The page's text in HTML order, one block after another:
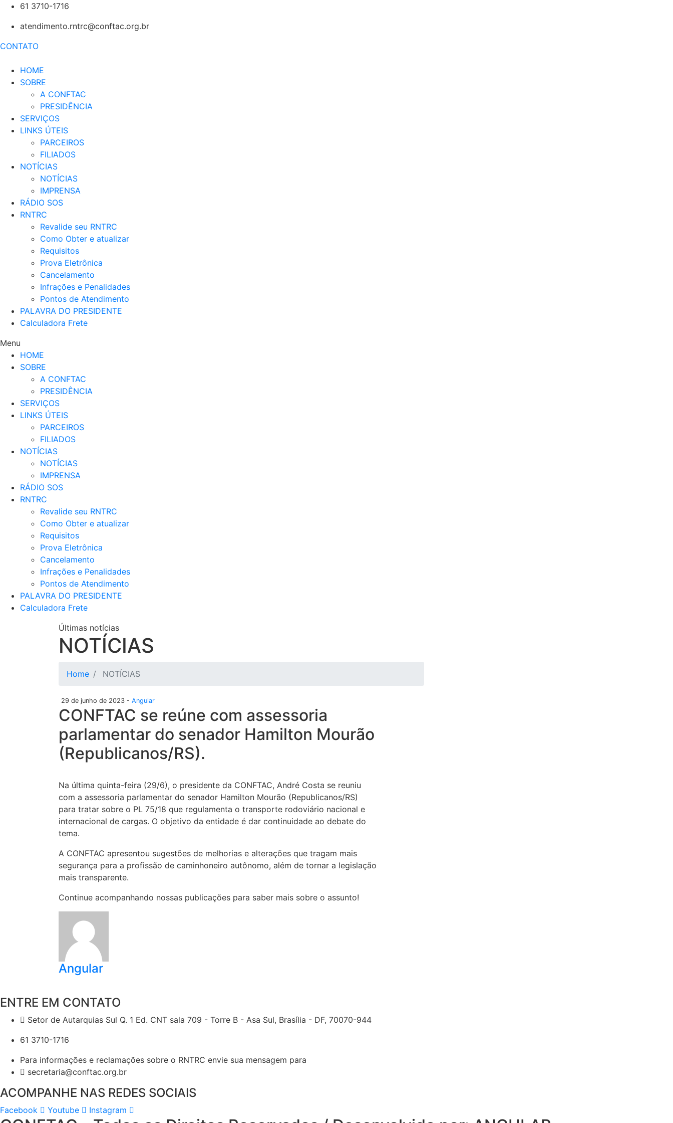
61 3710-1716
atendimento.rntrc@conftac.org.br
CONTATO
HOME
SOBRE
A CONFTAC
PRESIDÊNCIA
SERVIÇOS
LINKS ÚTEIS
PARCEIROS
FILIADOS
NOTÍCIAS
NOTÍCIAS
IMPRENSA
RÁDIO SOS
RNTRC
Revalide seu RNTRC
Como Obter e atualizar
Requisitos
Prova Eletrônica
Cancelamento
Infrações e Penalidades
Pontos de Atendimento
PALAVRA DO PRESIDENTE
Calculadora Frete
Menu
HOME
SOBRE
A CONFTAC
PRESIDÊNCIA
SERVIÇOS
LINKS ÚTEIS
PARCEIROS
FILIADOS
NOTÍCIAS
NOTÍCIAS
IMPRENSA
RÁDIO SOS
RNTRC
Revalide seu RNTRC
Como Obter e atualizar
Requisitos
Prova Eletrônica
Cancelamento
Infrações e Penalidades
Pontos de Atendimento
PALAVRA DO PRESIDENTE
Calculadora Frete
Últimas notícias
NOTÍCIAS
Home NOTÍCIAS
29 de junho de 2023 - Angular
CONFTAC se reúne com assessoria
parlamentar do senador Hamilton Mourão
(Republicanos/RS).
Na última quinta-feira (29/6), o presidente da CONFTAC, André Costa se reuniu
com a assessoria parlamentar do senador Hamilton Mourão (Republicanos/RS)
para tratar sobre o PL 75/18 que regulamenta o transporte rodoviário nacional e
internacional de cargas. O objetivo da entidade é dar continuidade ao debate do
tema.
A CONFTAC apresentou sugestões de melhorias e alterações que tragam mais
segurança para a profissão de caminhoneiro autônomo, além de tornar a legislação
mais transparente.
Continue acompanhando nossas publicações para saber mais sobre o assunto!
Angular
ENTRE EM CONTATO
Setor de Autarquias Sul Q. 1 Ed. CNT sala 709 - Torre B - Asa Sul, Brasília - DF, 70070-944
61 3710-1716
Para informações e reclamações sobre o RNTRC envie sua mensagem para
secretaria@conftac.org.br
ACOMPANHE NAS REDES SOCIAIS
Facebook Youtube Instagram